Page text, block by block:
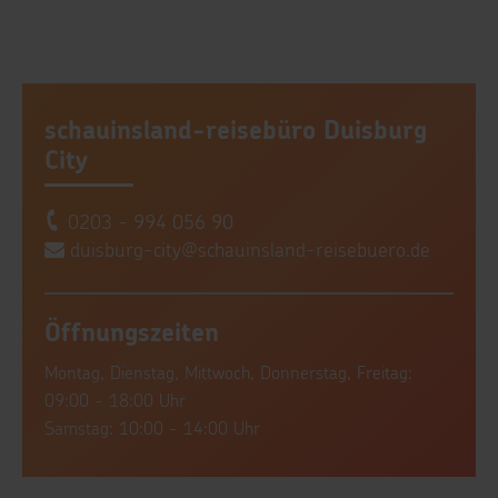
schauinsland-reisebüro Duisburg
City
0203 - 994 056 90
duisburg-city@schauinsland-reisebuero.de
Öffnungszeiten
Montag, Dienstag, Mittwoch, Donnerstag, Freitag:
09:00 - 18:00 Uhr
Samstag: 10:00 - 14:00 Uhr